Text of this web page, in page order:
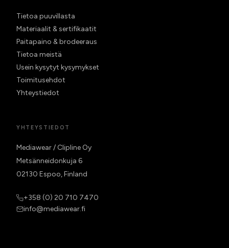
Tietoa puuvillasta
Materiaalit & sertifikaatit
Paitapaino & brodeeraus
Tietoa meistä
Usein kysytyt kysymykset
Toimitusehdot
Yhteystiedot
YHTEYSTIEDOT
Mediawear / Clipline Oy
Metsänneidonkuja 6
02130 Espoo, Finland
+358 (0) 20 710 7470
info@mediawear.fi